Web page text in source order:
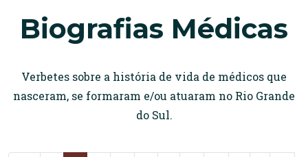
Biografias Médicas
Verbetes sobre a história de vida de médicos que
nasceram, se formaram e/ou atuaram no Rio Grande
do Sul.